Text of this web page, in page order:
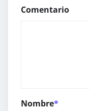
Comentario
Nombre*